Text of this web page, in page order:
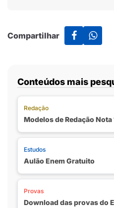
Compartilhar
Conteúdos mais
Redação
Modelos de Redação Nota
Estudos
Aulão Enem Gratuito
Provas
Download das provas do